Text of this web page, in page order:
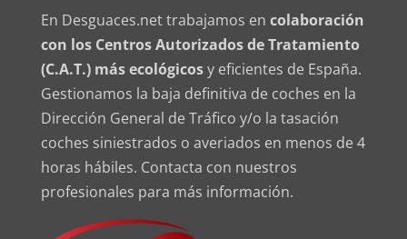
En Desguaces.net trabajamos en colaboración
con los Centros Autorizados de Tratamiento
(C.A.T.) más ecológicosy eficientes de España.
Gestionamos la baja definitiva de coches en la
Dirección General de Tráfico y/o la tasación
coches siniestrados o averiados en menos de 4
horas hábiles. Contacta con nuestros
profesionales para más información.